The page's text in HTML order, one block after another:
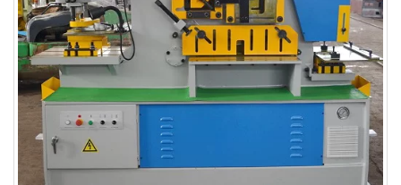
สถานีบากเหมาะสำหรับการบากเหล็กและแผ่นเหล็ก
สถานีบากติดตั้งเป็นอุปกรณ์มาตรฐานด้วยโต๊ะบาก
สี่เหลี่ยมพร้อมพนักพิงที่ปรับได้ ไม้บรรทัดตำแหน่งบน
โต๊ะทำงานสามารถช่วยให้ผู้ปฏิบัติงานได้ช่องขนาด
ต่างๆ การ์ดป้องกันไฟฟ้าประสานและตัวหยุดวัด 3 อัน
เพื่อตำแหน่งที่แม่นยำ